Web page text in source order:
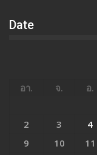
Date
อา. จ. อ.
2
3 4
9
10 11